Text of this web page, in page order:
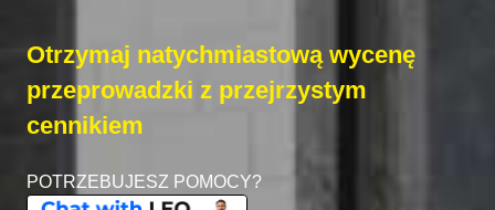
Otrzymaj natychmiastową wycenę
przeprowadzki z przejrzystym
cennikiem
POTRZEBUJESZ POMOCY?